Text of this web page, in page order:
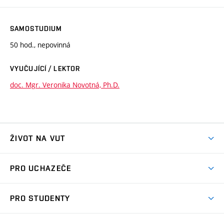
SAMOSTUDIUM
50 hod., nepovinná
VYUČUJÍCÍ / LEKTOR
doc. Mgr. Veronika Novotná, Ph.D.
ŽIVOT NA VUT
Koleje
PRO UCHAZEČE
PRO STUDENTY